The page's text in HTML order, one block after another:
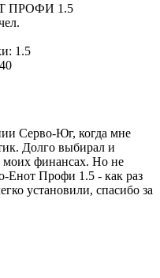
ПРОФИ 1.5
1.5
Серво-Юг, когда мне
Долго выбирал и
моих финансах. Но не
Енот Профи 1.5 - как раз
установили, спасибо за